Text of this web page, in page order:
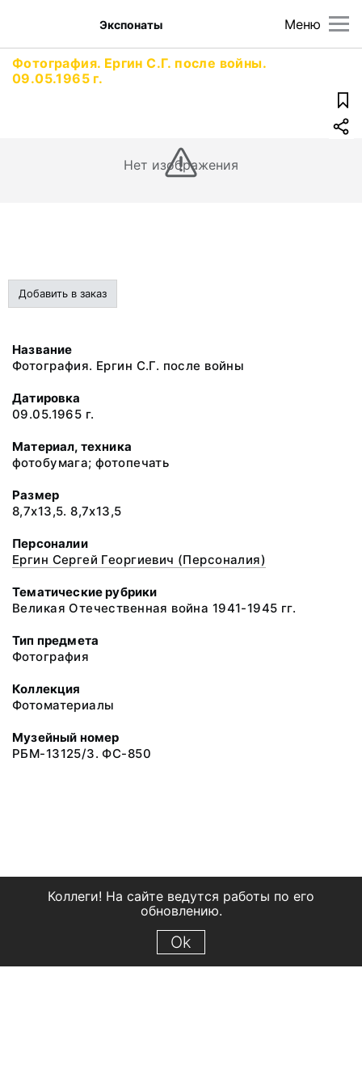
Меню
Экспонаты
Фотография. Ергин С.Г. после войны.
09.05.1965 г.
Нет изображения
Добавить в заказ
Название
Фотография. Ергин С.Г. после войны
Датировка
09.05.1965 г.
Материал, техника
фотобумага; фотопечать
Размер
8,7х13,5. 8,7х13,5
Персоналии
Ергин Сергей Георгиевич (Персоналия)
Тематические рубрики
Великая Отечественная война 1941-1945 гг.
Тип предмета
Фотография
Коллекция
Фотоматериалы
Музейный номер
РБМ-13125/3. ФС-850
Коллеги! На сайте ведутся работы по его
обновлению.
Ok